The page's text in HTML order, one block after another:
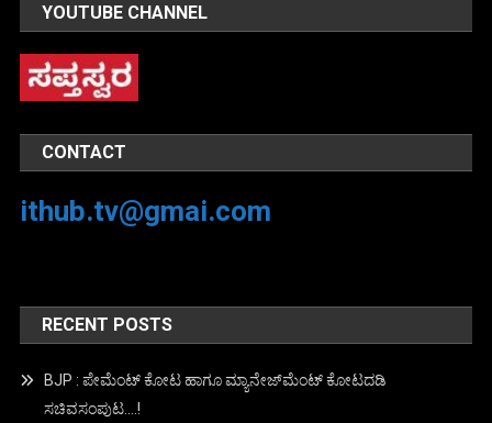
YOUTUBE CHANNEL
CONTACT
ithub.tv@gmai.com
RECENT POSTS
BJP : ಪೇಮೆಂಟ್ ಕೋಟ ಹಾಗೂ ಮ್ಯಾನೇಜ್‍ಮೆಂಟ್ ಕೋಟದಡಿ
ಸಚಿವಸಂಪುಟ….!